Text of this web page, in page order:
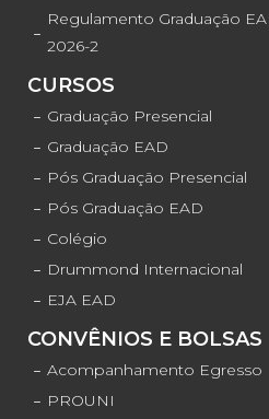
Regulamento Graduação
2026-2
CURSOS
Graduação Presencial
Graduação EAD
Pós Graduação Presencial
Pós Graduação EAD
Colégio
Drummond Internacional
EJA EAD
CONVÊNIOS E BOLSAS
Acompanhamento Egresso
PROUNI